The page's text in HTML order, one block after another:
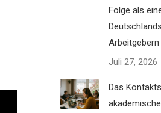
Folge als
Juli 27, 2026
Das